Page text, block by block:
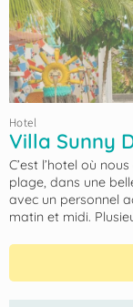
Hotel
Villa Sunny
C’est l’hotel où
plage, dans une
avec un personnel
matin et midi.